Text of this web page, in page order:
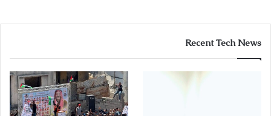
Recent Tech News